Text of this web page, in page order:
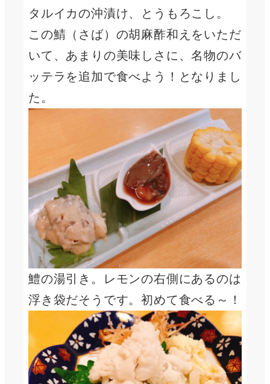
タルイカの沖漬け、とうもろこし。
この鯖（さば）の胡麻酢和えをいただ
いて、あまりの美味しさに、名物のバ
ッテラを追加で食べよう！となりまし
た。
鱧の湯引き。レモンの右側にあるのは
浮き袋だそうです。初めて食べる～！